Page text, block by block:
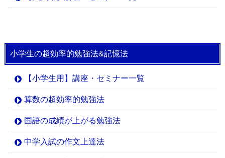
小学生の超効率的勉強法&記憶法
【小学生用】講座・セミナー一覧
算数の超効率的勉強法
国語の成績が上がる勉強法
中学入試の作文上達法